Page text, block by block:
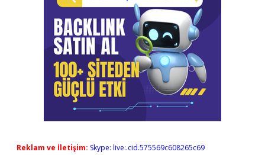
Reklam ve İletişim: Skype: live:.cid.575569c608265c69